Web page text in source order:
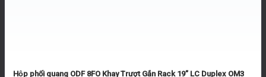
Hộp phối quang ODF 8FO Khay Trượt Gắn Rack 19” LC Duplex OM3